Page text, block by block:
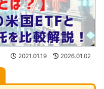
2021.01.19 2026.01.02